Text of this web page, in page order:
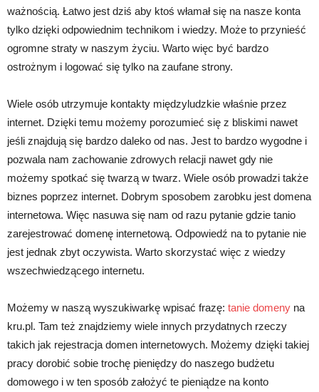
ważnością. Łatwo jest dziś aby ktoś włamał się na nasze konta
tylko dzięki odpowiednim technikom i wiedzy. Może to przynieść
ogromne straty w naszym życiu. Warto więc być bardzo
ostrożnym i logować się tylko na zaufane strony.
Wiele osób utrzymuje kontakty międzyludzkie właśnie przez
internet. Dzięki temu możemy porozumieć się z bliskimi nawet
jeśli znajdują się bardzo daleko od nas. Jest to bardzo wygodne i
pozwala nam zachowanie zdrowych relacji nawet gdy nie
możemy spotkać się twarzą w twarz. Wiele osób prowadzi także
biznes poprzez internet. Dobrym sposobem zarobku jest domena
internetowa. Więc nasuwa się nam od razu pytanie gdzie tanio
zarejestrować domenę internetową. Odpowiedź na to pytanie nie
jest jednak zbyt oczywista. Warto skorzystać więc z wiedzy
wszechwiedzącego internetu.
Możemy w naszą wyszukiwarkę wpisać frazę: tanie domeny na
kru.pl. Tam też znajdziemy wiele innych przydatnych rzeczy
takich jak rejestracja domen internetowych. Możemy dzięki takiej
pracy dorobić sobie trochę pieniędzy do naszego budżetu
domowego i w ten sposób założyć te pieniądze na konto